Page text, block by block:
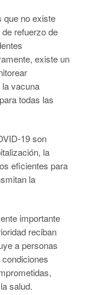
que no existe
refuerzo de
existe un
vacuna
todas las
19 son
la
eficientes para
la
importante
reciban
a personas
salud.